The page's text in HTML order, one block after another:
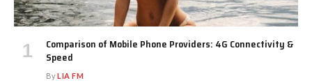
Comparison of Mobile Phone Providers: 4G Connectivity &
Speed
ByLIA FM